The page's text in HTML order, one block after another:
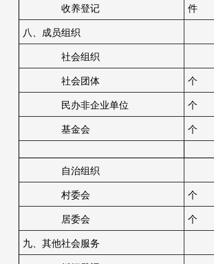
收养登记
件
八、成员组织
社会组织
社会团体
个
民办非企业单位
个
基金会
个
自治组织
村委会
个
居委会
个
九、其他社会服务